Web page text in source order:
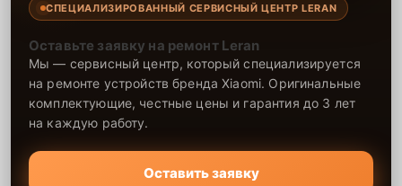
СПЕЦИАЛИЗИРОВАННЫЙ СЕРВИСНЫЙ ЦЕНТР LERAN
Оставьте заявку на ремонт Leran
Мы — сервисный центр, который специализируется
на ремонте устройств бренда Xiaomi. Оригинальные
комплектующие, честные цены и гарантия до 3 лет
на каждую работу.
Оставить заявку